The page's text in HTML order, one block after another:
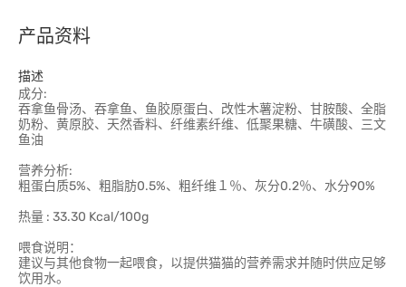
产品资料
描述
成分:
吞拿鱼骨汤、吞拿鱼、鱼胶原蛋白、改性木薯淀粉、甘胺酸、全脂
奶粉、黄原胶、天然香料、纤维素纤维、低聚果糖、牛磺酸、三文
鱼油
营养分析:
粗蛋白质5%、粗脂肪0.5%、粗纤维１％、灰分0.2％、水分90%
热量 : 33.30 Kcal/100g
喂食说明：
建议与其他食物一起喂食，以提供猫猫的营养需求并随时供应足够
饮用水。